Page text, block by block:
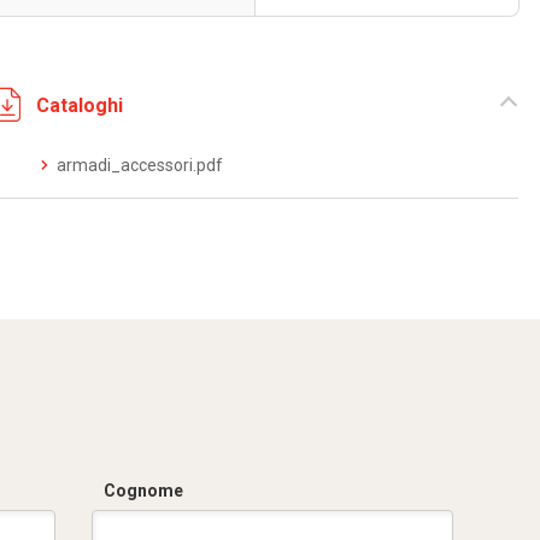
Cataloghi
armadi_accessori.pdf
Cognome